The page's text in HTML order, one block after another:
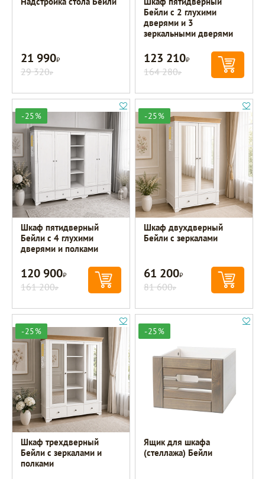
21 990Р
29 320Р
Бейли с 2 глухими
дверями и 3
зеркальными дверями
123 210Р
164 280Р
-25%
Шкаф пятидверный
Бейли с 4 глухими
дверями и полками
120 900Р
161 200Р
-25%
Шкаф двухдверный
Бейли с зеркалами
61 200Р
81 600Р
-25%
Шкаф трехдверный
Бейли с зеркалами и
полками
-25%
Ящик для шкафа
(стеллажа) Бейли